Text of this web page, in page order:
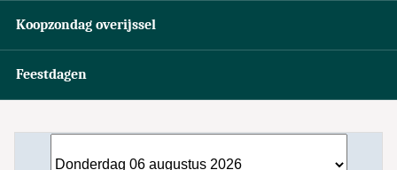
Koopzondag overijssel
Feestdagen